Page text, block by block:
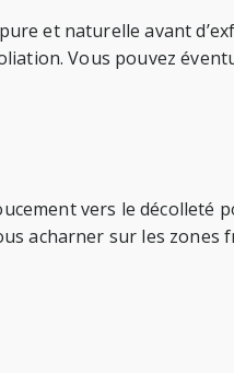
et naturelle avant
Vous pouvez
vers le décolleté
acharner sur les zones